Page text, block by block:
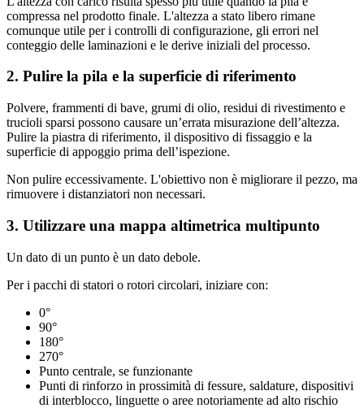
compressa nel prodotto finale. L'altezza a stato libero rimane
comunque utile per i controlli di configurazione, gli errori nel
conteggio delle laminazioni e le derive iniziali del processo.
2. Pulire la pila e la superficie di riferimento
Polvere, frammenti di bave, grumi di olio, residui di rivestimento e
trucioli sparsi possono causare un’errata misurazione dell’altezza.
Pulire la piastra di riferimento, il dispositivo di fissaggio e la
superficie di appoggio prima dell’ispezione.
Non pulire eccessivamente. L'obiettivo non è migliorare il pezzo, ma
rimuovere i distanziatori non necessari.
3. Utilizzare una mappa altimetrica multipunto
Un dato di un punto è un dato debole.
Per i pacchi di statori o rotori circolari, iniziare con:
0°
90°
180°
270°
Punto centrale, se funzionante
Punti di rinforzo in prossimità di fessure, saldature, dispositivi
di interblocco, linguette o aree notoriamente ad alto rischio